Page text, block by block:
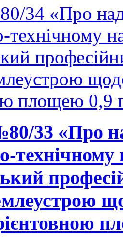
34 «Про
технічному
площею 0,9
33 «Про